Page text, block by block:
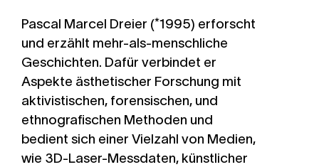
Pascal Marcel Dreier (*1995) erforscht
und erzählt mehr-als-menschliche
Geschichten. Dafür verbindet er
Aspekte ästhetischer Forschung mit
aktivistischen, forensischen, und
ethnografischen Methoden und
bedient sich einer Vielzahl von Medien,
wie 3D-Laser-Messdaten, künstlicher